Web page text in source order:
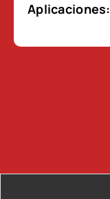
Aplicaciones: